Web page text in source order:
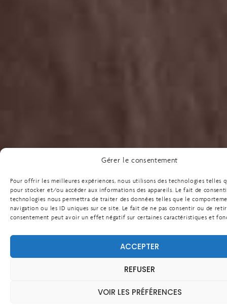
Gérer le consentement
Pour offrir les meilleures expériences, nous utilisons des technologies telles
pour stocker et/ou accéder aux informations des appareils. Le fait de
technologies nous permettra de traiter des données telles que le
navigation ou les ID uniques sur ce site. Le fait de ne pas consentir ou de
consentement peut avoir un effet négatif sur certaines caractéristiques et
ACCEPTER
REFUSER
VOIR LES PRÉFÉRENCES